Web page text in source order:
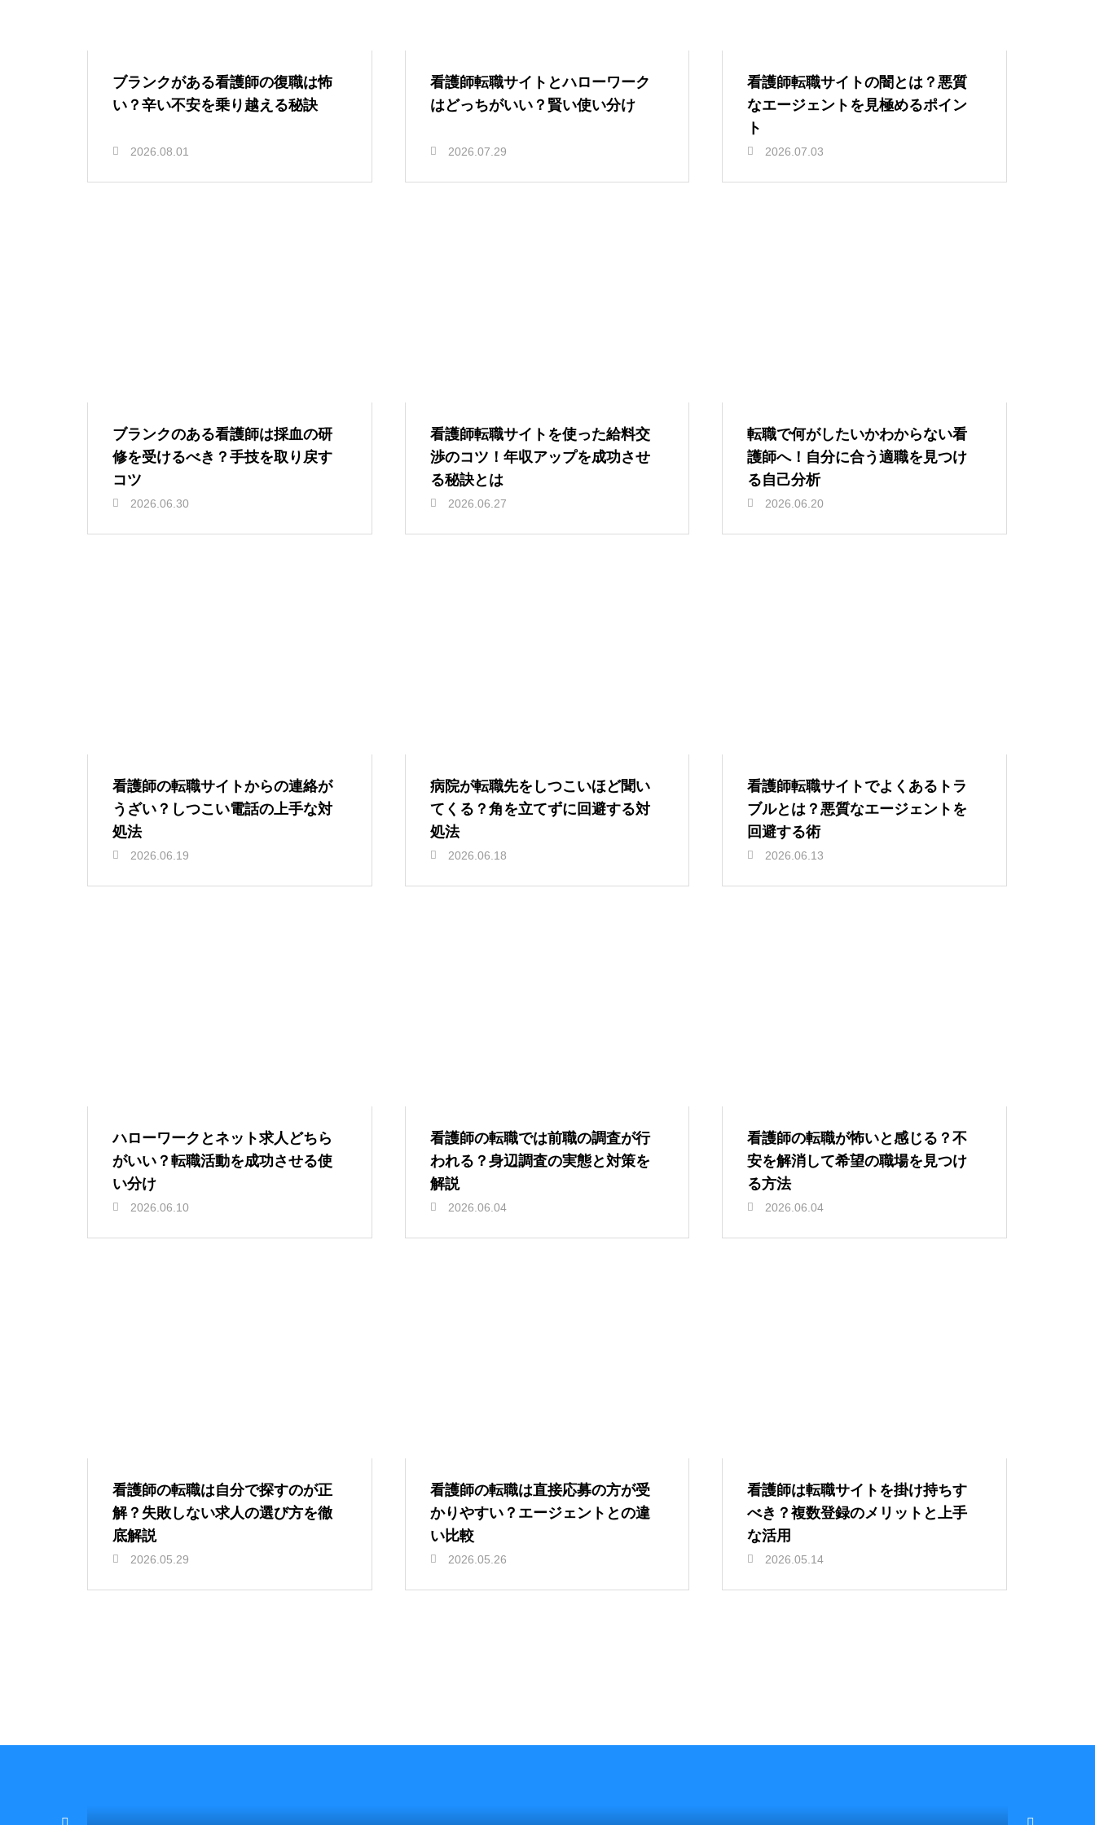
ブランクがある看護師の復職は怖
い？辛い不安を乗り越える秘訣
2026.08.01
看護師転職サイトとハローワーク
はどっちがいい？賢い使い分け
2026.07.29
看護師転職サイトの闇とは？悪質
なエージェントを見極めるポイン
ト
2026.07.03
ブランクのある看護師は採血の研
修を受けるべき？手技を取り戻す
コツ
2026.06.30
看護師転職サイトを使った給料交
渉のコツ！年収アップを成功させ
る秘訣とは
2026.06.27
転職で何がしたいかわからない看
護師へ！自分に合う適職を見つけ
る自己分析
2026.06.20
看護師の転職サイトからの連絡が
うざい？しつこい電話の上手な対
処法
2026.06.19
病院が転職先をしつこいほど聞い
てくる？角を立てずに回避する対
処法
2026.06.18
看護師転職サイトでよくあるトラ
ブルとは？悪質なエージェントを
回避する術
2026.06.13
ハローワークとネット求人どちら
がいい？転職活動を成功させる使
い分け
2026.06.10
看護師の転職では前職の調査が行
われる？身辺調査の実態と対策を
解説
2026.06.04
看護師の転職が怖いと感じる？不
安を解消して希望の職場を見つけ
る方法
2026.06.04
看護師の転職は自分で探すのが正
解？失敗しない求人の選び方を徹
底解説
2026.05.29
看護師の転職は直接応募の方が受
かりやすい？エージェントとの違
い比較
2026.05.26
看護師は転職サイトを掛け持ちす
べき？複数登録のメリットと上手
な活用
2026.05.14